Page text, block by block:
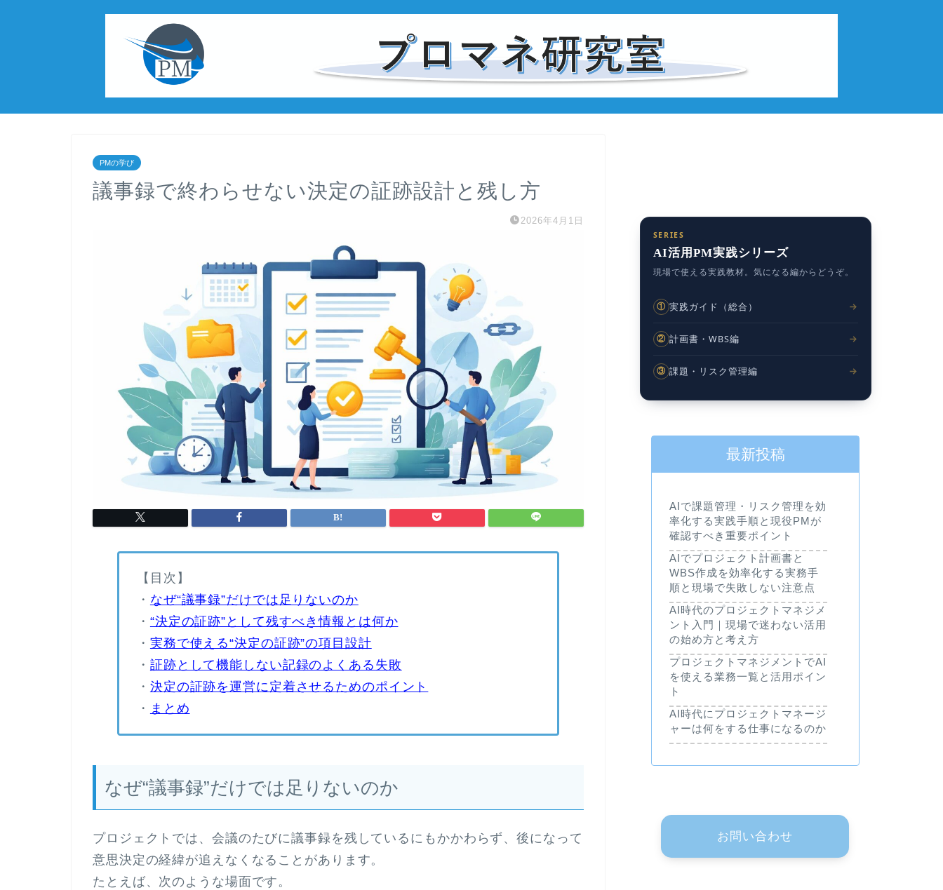
PMの学び
議事録で終わらせない決定の証跡設計と残し方
2026年4月1日
【目次】
・ なぜ“議事録”だけでは足りないのか
・ “決定の証跡”として残すべき情報とは何か
・ 実務で使える“決定の証跡”の項目設計
・ 証跡として機能しない記録のよくある失敗
・ 決定の証跡を運営に定着させるためのポイント
・ まとめ
なぜ“議事録”だけでは足りないのか
プロジェクトでは、会議のたびに議事録を残しているにもかかわらず、後になって
意思決定の経緯が追えなくなることがあります。
たとえば、次のような場面です。
SERIES
AI活用PM実践シリーズ
現場で使える実践教材。気になる編からどうぞ。
① 実践ガイド（総合）
② 計画書・WBS編
③ 課題・リスク管理編
最新投稿
AIで課題管理・リスク管理を効
率化する実践手順と現役PMが
確認すべき重要ポイント
AIでプロジェクト計画書と
WBS作成を効率化する実務手
順と現場で失敗しない注意点
AI時代のプロジェクトマネジメ
ント入門｜現場で迷わない活用
の始め方と考え方
プロジェクトマネジメントでAI
を使える業務一覧と活用ポイン
ト
AI時代にプロジェクトマネージ
ャーは何をする仕事になるのか
お問い合わせ